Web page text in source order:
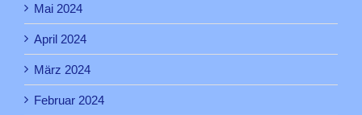
Mai 2024
April 2024
März 2024
Februar 2024